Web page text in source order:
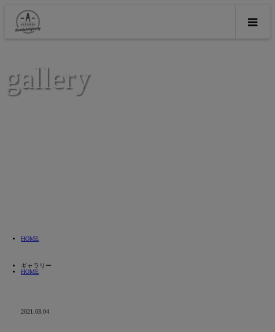
gallery
HOME
ギャラリー
HOME
2021.03.04